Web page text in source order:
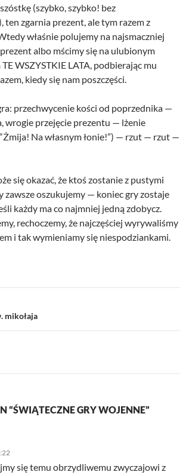
(szybko, szybko! bez
ten zgarnia prezent, ale tym razem z
właśnie polujemy na najsmaczniej
albo mścimy się na ulubionym
WSZYSTKIE LATA, podbierając mu
kiedy się nam poszczęści.
przechwycenie kości od poprzednika —
wrogie przejęcie prezentu — lżenie
Na własnym łonie!”) — rzut — rzut —
się okazać, że ktoś zostanie z pustymi
zawsze oszukujemy — koniec gry zostaje
każdy ma co najmniej jedną zdobycz.
rechoczemy, że najczęściej wyrywaliśmy
i tak wymieniamy się niespodziankami.
mikołaja
“ŚWIĄTECZNE GRY WOJENNE”
się temu obrzydliwemu zwyczajowi z